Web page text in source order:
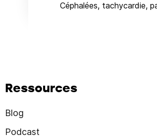
Céphalées, tachycardie,
Ressources
Blog
Podcast